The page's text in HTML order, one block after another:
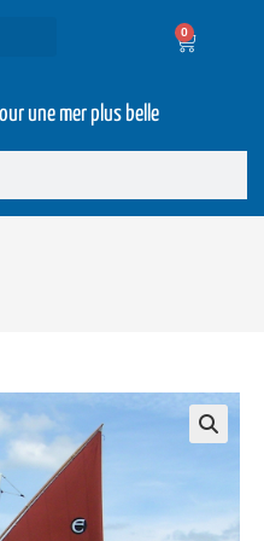
0
une mer plus belle